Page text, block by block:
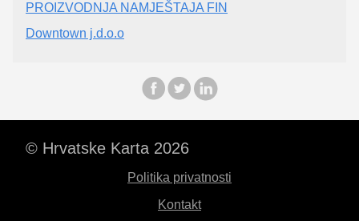
PROIZVODNJA NAMJEŠTAJA FIN
Downtown j.d.o.o
© Hrvatske Karta 2026
Politika privatnosti
Kontakt